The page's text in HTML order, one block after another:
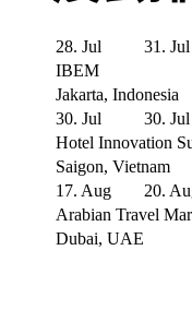
28. Jul
31. Jul
IBEM
Jakarta, Indonesia
30. Jul
30. Jul
Hotel Innovation
Saigon, Vietnam
17. Aug
20.
Arabian Travel
Dubai, UAE